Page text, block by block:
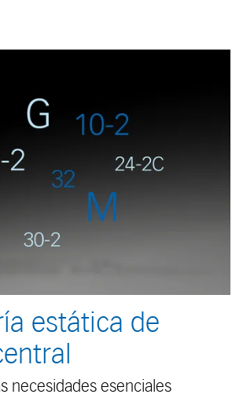
estática de
necesidades esenciales